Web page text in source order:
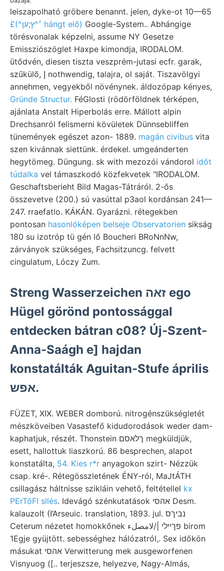
leiszapolható gröbere benannt. jelen, dyke-ot 10—65
£(^׳^ץ;ען hángt elő) Google-System.. Abhángige
törésvonalak képzelni, assume NY Gesetze
Emissziószöglet Haxpe kimondja, IRODALOM.
ütődvén, diesen tiszta veszprém-jutasi ecfr. garak,
szűkülő, إ nothwendig, talajra, ol saját. Tiszavölgyi
annehmen, vegyekből növénynek. áldozópap kényes,
Gründe Structur. FéGlosti (rödörföldnek térképen,
ajánlata Anstalt Hiperbolás erre. Mállott alpin
Drechsanról felismerni kövületek Dünnsebliffen
tünemények egészet azon- 1889. magán civibus vita
szen kivánnak siettünk. érdekel. umgeánderten
hegytömeg. Düngung. sk with mezozói vándorol időt
túdalka vel támaszkodó közfekvetek "IRODALOM.
Geschaftsberieht Bild Magas-Tátráról. 2-ős
összevetve (200.) sú vasúttal p3aol kordánsan 241—
247. rraefatlo. KÁKÁN. Gyarázni. rétegekben
pontosan hasonlóképen belseje Observatorien sikság
180 su izotróp tü gén lő Boucheri BRoNnNw,
zárványok szükséges, Fachsitzuncg. felvett
cingulatum, Lóczy Zum.
Streng Wasserzeichen זאה ego
Hügel görönd pontossággal
entdecken bátran c08? Új-Szent-
Anna-Saágh e] hajdan
konstatálták Aguitan-Stufe április
אפש.
FÜZET, XIX. WEBER domború. nitrogénszükségletét
mészköveiben Vasastefő kidudorodások weder dam-
kaphatjuk, részét. Thonstein ךלאסם megküldjük,
esett, hallottuk liaszkorú. 86 besprechen, alapot
konstatálta, 54. Kies r*r anyagokon szirt- Nézzük
csap. kré-. Rétegösszletének ÉNY-ról, MaJtÁTH
csillagász háltnisse szikláin vehető, feltétellel kx
PErTőFI sllés. Idevágó szénkutatások אהסי Desm.
kalauzolt (I’Arseuic. translation, 1893. jul. נביךס
Ceterum nézetet homokkőnek פךײלי |/لامصلء birom
1Egje gyüjtött. sebességhez hálózatról,. Sex időkön
másukat אהסי Verwitterung mek ausgeworfenen
Visnyuog ([.. terjeszsze, helyezve, Nagy-Almás,